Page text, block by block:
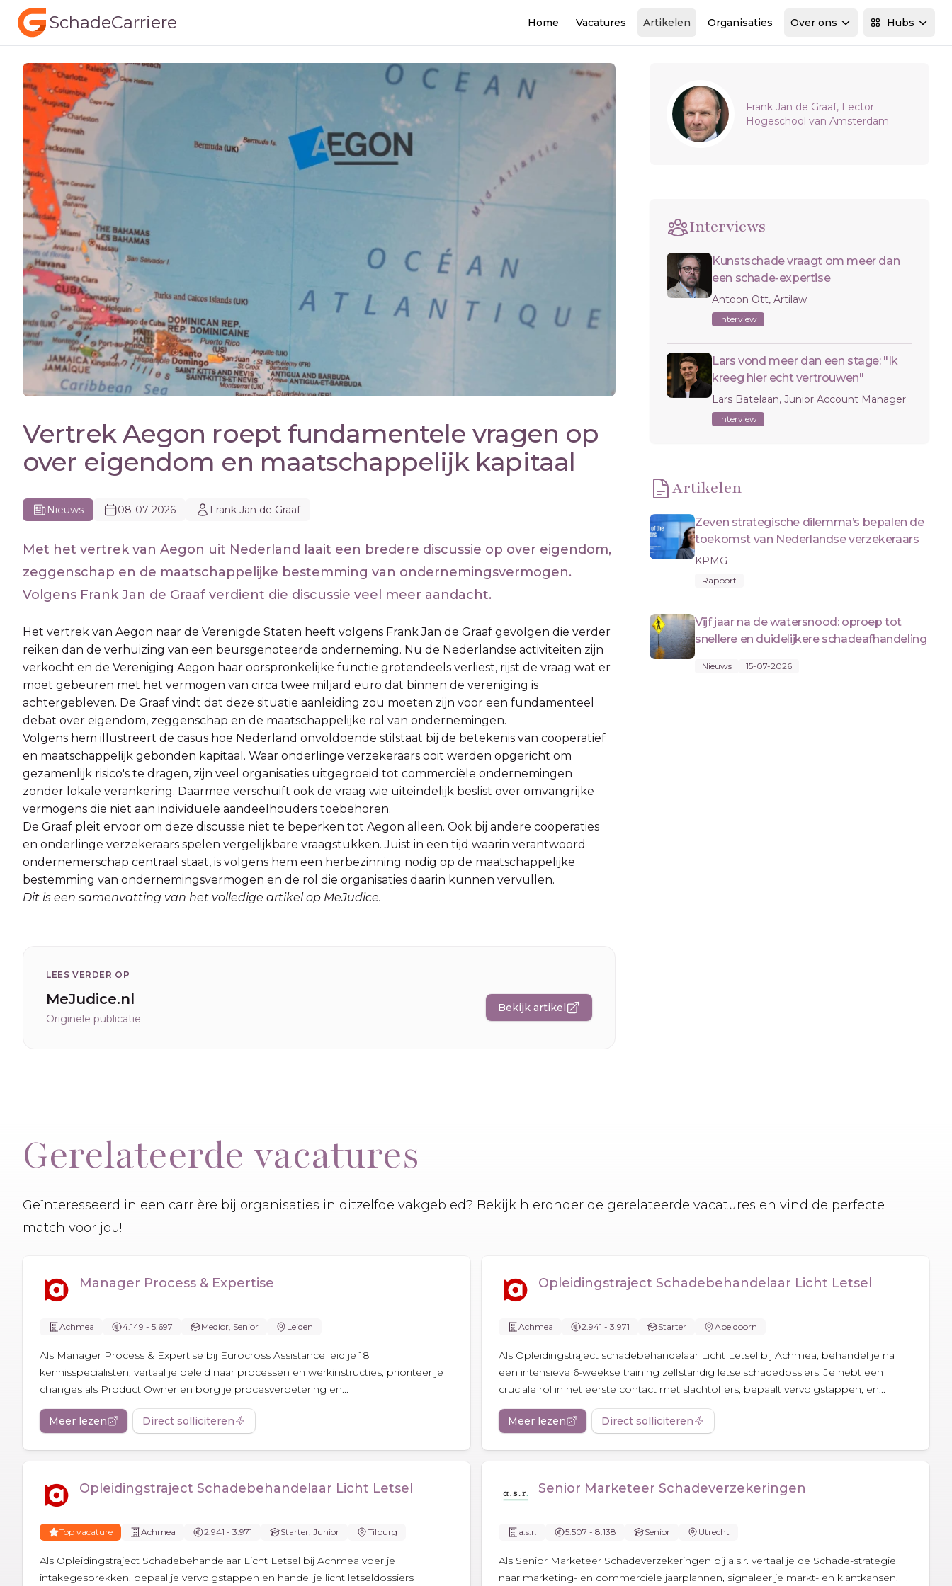
SchadeCarriere Home Vacatures Artikelen Organisaties Over ons Hubs
Vertrek Aegon roept fundamentele vragen op
over eigendom en maatschappelijk kapitaal
Nieuws 08-07-2026 Frank Jan de Graaf
Met het vertrek van Aegon uit Nederland laait een bredere discussie op over eigendom,
zeggenschap en de maatschappelijke bestemming van ondernemingsvermogen.
Volgens Frank Jan de Graaf verdient die discussie veel meer aandacht.
Het vertrek van Aegon naar de Verenigde Staten heeft volgens Frank Jan de Graaf gevolgen die verder
reiken dan de verhuizing van een beursgenoteerde onderneming. Nu de Nederlandse activiteiten zijn
verkocht en de Vereniging Aegon haar oorspronkelijke functie grotendeels verliest, rijst de vraag wat er
moet gebeuren met het vermogen van circa twee miljard euro dat binnen de vereniging is
achtergebleven. De Graaf vindt dat deze situatie aanleiding zou moeten zijn voor een fundamenteel
debat over eigendom, zeggenschap en de maatschappelijke rol van ondernemingen.
Volgens hem illustreert de casus hoe Nederland onvoldoende stilstaat bij de betekenis van coöperatief
en maatschappelijk gebonden kapitaal. Waar onderlinge verzekeraars ooit werden opgericht om
gezamenlijk risico's te dragen, zijn veel organisaties uitgegroeid tot commerciële ondernemingen
zonder lokale verankering. Daarmee verschuift ook de vraag wie uiteindelijk beslist over omvangrijke
vermogens die niet aan individuele aandeelhouders toebehoren.
De Graaf pleit ervoor om deze discussie niet te beperken tot Aegon alleen. Ook bij andere coöperaties
en onderlinge verzekeraars spelen vergelijkbare vraagstukken. Juist in een tijd waarin verantwoord
ondernemerschap centraal staat, is volgens hem een herbezinning nodig op de maatschappelijke
bestemming van ondernemingsvermogen en de rol die organisaties daarin kunnen vervullen.
Dit is een samenvatting van het volledige artikel op MeJudice.
LEES VERDER OP
MeJudice.nl
Originele publicatie
Bekijk artikel
Sidebar
Frank Jan de Graaf, Lector
Hogeschool van Amsterdam
Interviews
Kunstschade vraagt om meer dan
een schade-expertise
Antoon Ott, Artilaw
Interview
Lars vond meer dan een stage: "Ik
kreeg hier echt vertrouwen"
Lars Batelaan, Junior Account Manager
Interview
Artikelen
Zeven strategische dilemma’s bepalen de
toekomst van Nederlandse verzekeraars
KPMG
Rapport
Vijf jaar na de watersnood: oproep tot
snellere en duidelijkere schadeafhandeling
Nieuws 15-07-2026
Gerelateerde vacatures
Geïnteresseerd in een carrière bij organisaties in ditzelfde vakgebied? Bekijk hieronder de gerelateerde vacatures en vind de perfecte
match voor jou!
Manager Process & Expertise
Achmea 4.149 - 5.697 Medior, Senior Leiden
Als Manager Process & Expertise bij Eurocross Assistance leid je 18
kennisspecialisten, vertaal je beleid naar processen en werkinstructies, prioriteer je
changes als Product Owner en borg je procesverbetering en...
Meer lezen Direct solliciteren
Opleidingstraject Schadebehandelaar Licht Letsel
Achmea 2.941 - 3.971 Starter Apeldoorn
Als Opleidingstraject schadebehandelaar Licht Letsel bij Achmea, behandel je na
een intensieve 6-weekse training zelfstandig letselschadedossiers. Je hebt een
cruciale rol in het eerste contact met slachtoffers, bepaalt vervolgstappen, en...
Meer lezen Direct solliciteren
Opleidingstraject Schadebehandelaar Licht Letsel
Top vacature Achmea 2.941 - 3.971 Starter, Junior Tilburg
Als Opleidingstraject Schadebehandelaar Licht Letsel bij Achmea voer je
intakegesprekken, bepaal je vervolgstappen en handel je licht letseldossiers
Senior Marketeer Schadeverzekeringen
a.s.r. 5.507 - 8.138 Senior Utrecht
Als Senior Marketeer Schadeverzekeringen bij a.s.r. vertaal je de Schade-strategie
naar marketing- en commerciële jaarplannen, signaleer je markt- en klantkansen,